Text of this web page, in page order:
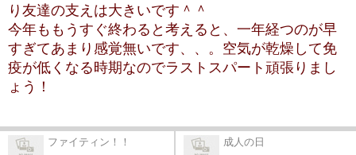
り友達の支えは大きいです＾＾
今年ももうすぐ終わると考えると、一年経つのが早
すぎてあまり感覚無いです、、。 空気が乾燥して免
疫が低くなる時期なのでラストスパート頑張りまし
ょう！
ファイティン！！ 成人の日